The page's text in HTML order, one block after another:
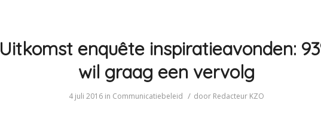
Uitkomst enquête inspiratieavonden:
wil graag een vervolg
4 juli 2016 in Communicatiebeleid / door Redacteur KZO